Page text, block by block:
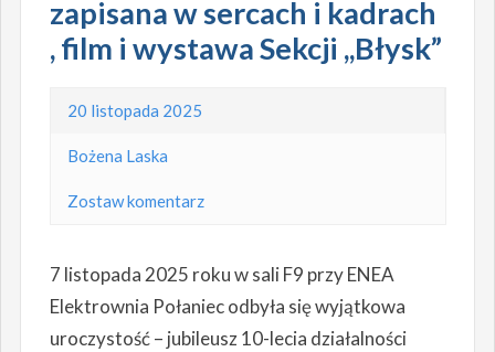
zapisana w sercach i kadrach
, film i wystawa Sekcji ,,Błysk”
20 listopada 2025
Bożena Laska
Zostaw komentarz
7 listopada 2025 roku w sali F9 przy ENEA
Elektrownia Połaniec odbyła się wyjątkowa
uroczystość – jubileusz 10-lecia działalności